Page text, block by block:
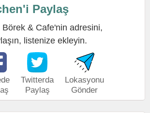
Paylaş
& Cafe'nin adresini,
listenize ekleyin.
Twitterda
Paylaş
Lokasyonu
Gönder